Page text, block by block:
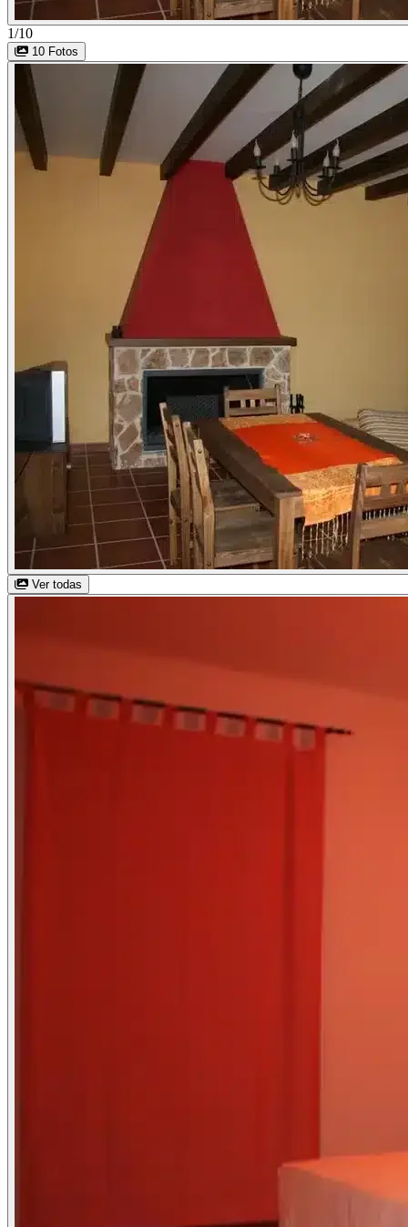
1/10
10 Fotos
Ver todas